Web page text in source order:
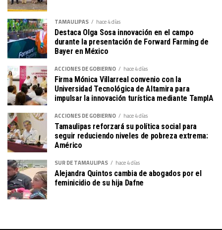
TAMAULIPAS hace 4 días
Destaca Olga Sosa innovación en el campo
durante la presentación de Forward Farming de
Bayer en México
ACCIONES DE GOBIERNO hace 4 días
Firma Mónica Villarreal convenio con la
Universidad Tecnológica de Altamira para
impulsar la innovación turística mediante TampIA
ACCIONES DE GOBIERNO hace 4 días
Tamaulipas reforzará su política social para
seguir reduciendo niveles de pobreza extrema:
Américo
SUR DE TAMAULIPAS hace 4 días
Alejandra Quintos cambia de abogados por el
feminicidio de su hija Dafne